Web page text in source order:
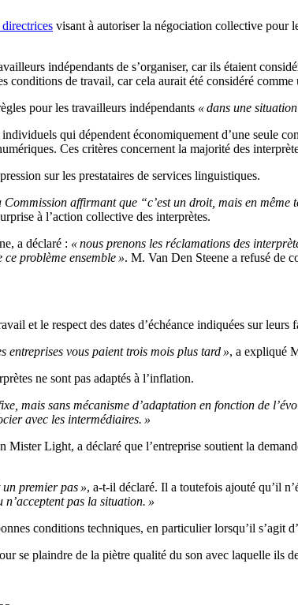
visant à autoriser la négociation collective pour
indépendants de s’organiser, car ils étaient
conditions de travail, car cela aurait été considéré
pour les travailleurs indépendants « dans une
qui dépendent économiquement d’une seule
Ces critères concernent la majorité des
sur les prestataires de services linguistiques.
affirmant que “c’est un droit, mais en même
à l’action collective des interprètes.
a déclaré : « nous prenons les réclamations des
problème ensemble ». M. Van Den Steene a refusé de
et le respect des dates d’échéance indiquées sur leurs
entreprises vous paient trois mois plus tard », a expliqué
ne sont pas adaptés à l’inflation.
mais sans mécanisme d’adaptation en fonction de
avec les intermédiaires. »
Light, a déclaré que l’entreprise soutient la
un premier pas », a-t-il déclaré. Il a toutefois ajouté qu’il
pas la situation. »
conditions techniques, en particulier lorsqu’il s’agit
se plaindre de la piètre qualité du son avec laquelle ils